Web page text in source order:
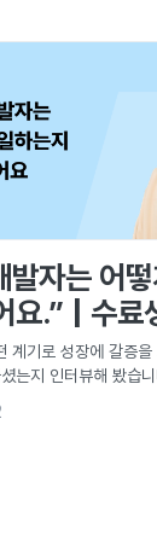
발자는 어떻
요.” | 수
계기로 성장에 갈증
는지 인터뷰해 봤습